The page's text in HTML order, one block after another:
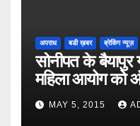
अपराध बडी ख़बर ब्रेकिंग न्यूज़
सोनीपत के बैयापुर
महिला आयोग को
MAY 5, 2015